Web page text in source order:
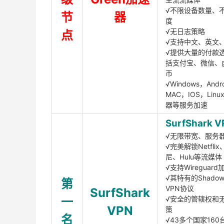
节
点
器
√不限设备数量、
度
√无日志策略
√支持中文、英文
√提供大量的付款
括支付宝、微信、
币
√Windows，
MAC，IOS，
器等服务加速
第
一
名
SurfShark
VPN
SurfShark
√无限带宽、服务
√完美解锁Netflix
尼、Hulu等流媒体
√支持Wireguard
√其特有的
VPN协议
√安全的管辖权和
策
√43多个国家160